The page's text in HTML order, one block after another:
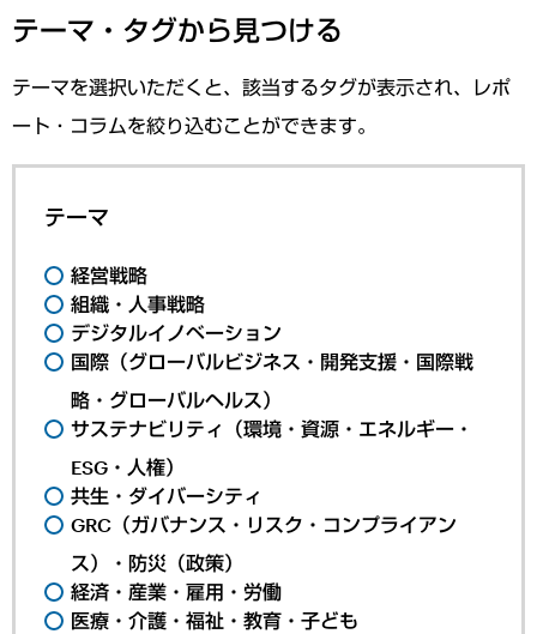
テーマ・タグから見つける
テーマを選択いただくと、該当するタグが表示され、レポ
ート・コラムを絞り込むことができます。
テーマ
経営戦略
組織・人事戦略
デジタルイノベーション
国際（グローバルビジネス・開発支援・国際戦
略・グローバルヘルス）
サステナビリティ（環境・資源・エネルギー・
ESG・人権）
共生・ダイバーシティ
GRC（ガバナンス・リスク・コンプライアン
ス）・防災（政策）
経済・産業・雇用・労働
医療・介護・福祉・教育・子ども